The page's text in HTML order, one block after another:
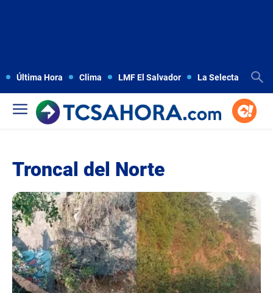
Última Hora Clima LMF El Salvador La Selecta
Troncal del Norte